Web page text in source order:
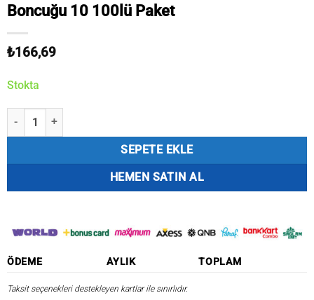
Boncuğu 10 100lü Paket
₺166,69
Stokta
Captain Glow Boncuk Oval Çapari ve Takım Boncuğu 10 100lü Paket
SEPETE EKLE
HEMEN SATIN AL
ÖDEME AYLIK TOPLAM
Taksit seçenekleri destekleyen kartlar ile sınırlıdır.